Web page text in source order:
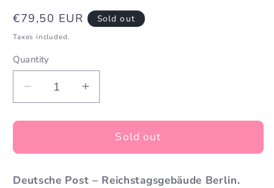
Regular
price
€79,50 EUR Sold out
Taxes included.
Quantity
Decrease
quantity
for
Reichstagsgebäude
Berlin
Increase
quantity
for
Reichstagsgebäude
Berlin
Sold out
Deutsche Post – Reichstagsgebäude Berlin.